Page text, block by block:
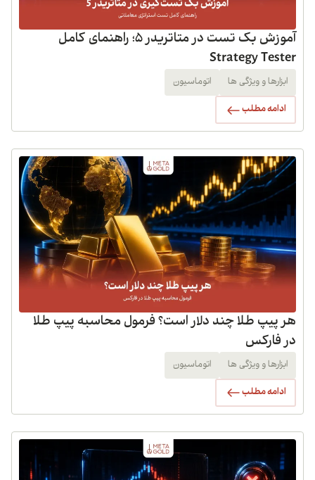
آموزش بک تست در متاتریدر 5؛ راهنمای کامل
Strategy Tester
ابزارها و ویژگی ها اتوماسیون
ادامه مطلب
هر پیپ طلا چند دلار است؟ فرمول محاسبه پیپ طلا
در فارکس
ابزارها و ویژگی ها اتوماسیون
ادامه مطلب